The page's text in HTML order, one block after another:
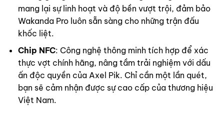
mang lại sự linh hoạt và độ bền vượt trội, đảm bảo
Wakanda Pro luôn sẵn sàng cho những trận đấu
khốc liệt.
Chip NFC: Công nghệ thông minh tích hợp để xác
thực vợt chính hãng, nâng tầm trải nghiệm với dấu
ấn độc quyền của Axel Pik. Chỉ cần một lần quét,
bạn sẽ cảm nhận được sự cao cấp của thương hiệu
Việt Nam.